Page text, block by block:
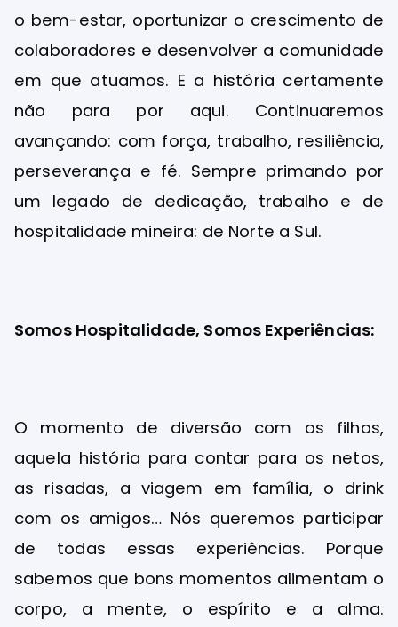
o bem-estar, oportunizar o crescimento de
colaboradores e desenvolver a comunidade
em que atuamos. E a história certamente
não para por aqui. Continuaremos
avançando: com força, trabalho, resiliência,
perseverança e fé. Sempre primando por
um legado de dedicação, trabalho e de
hospitalidade mineira: de Norte a Sul.
Somos Hospitalidade, Somos Experiências:
O momento de diversão com os filhos,
aquela história para contar para os netos,
as risadas, a viagem em família, o drink
com os amigos… Nós queremos participar
de todas essas experiências. Porque
sabemos que bons momentos alimentam o
corpo, a mente, o espírito e a alma.